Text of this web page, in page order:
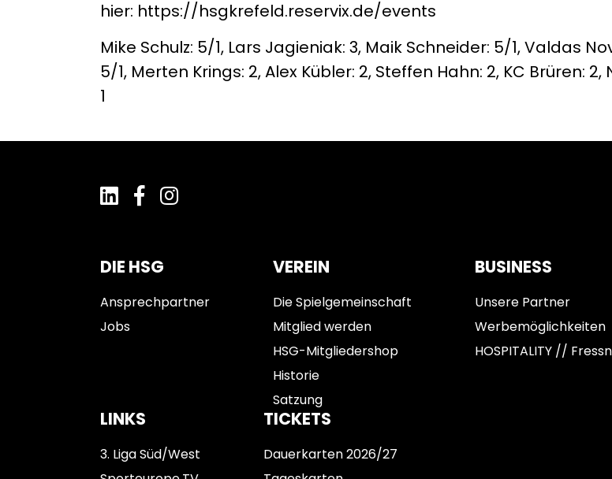
hier: https://hsgkrefeld.reservix.de/events
Mike Schulz: 5/1, Lars Jagieniak: 3, Maik Schneider: 5/1, Valdas
5/1, Merten Krings: 2, Alex Kübler: 2, Steffen Hahn: 2, KC Brüren: 2,
1
DIE HSG
Ansprechpartner
Jobs
VEREIN
Die Spielgemeinschaft
Mitglied werden
HSG-Mitgliedershop
Historie
Satzung
BUSINESS
Unsere Partner
Werbemöglichkeiten
HOSPITALITY //
LINKS
3. Liga Süd/West
TICKETS
Dauerkarten 2026/27